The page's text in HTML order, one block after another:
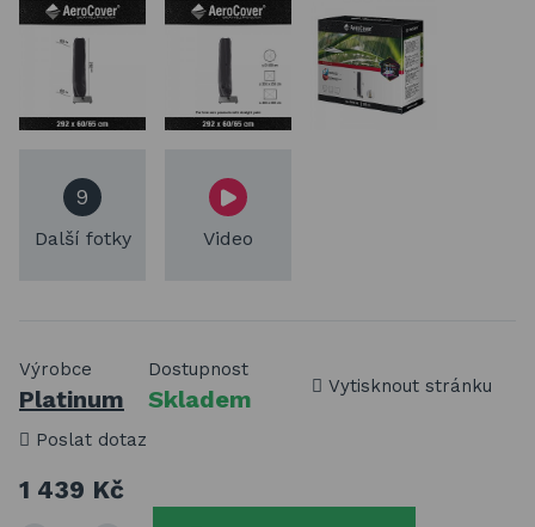
9
Další fotky Video
Výrobce
Platinum
Dostupnost
Skladem Vytisknout stránku
Poslat dotaz
1 439 Kč